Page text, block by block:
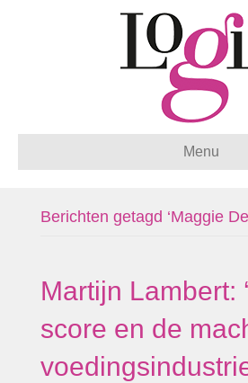
Menu
Berichten getagd ‘Maggie
Martijn Lambert:
score en de